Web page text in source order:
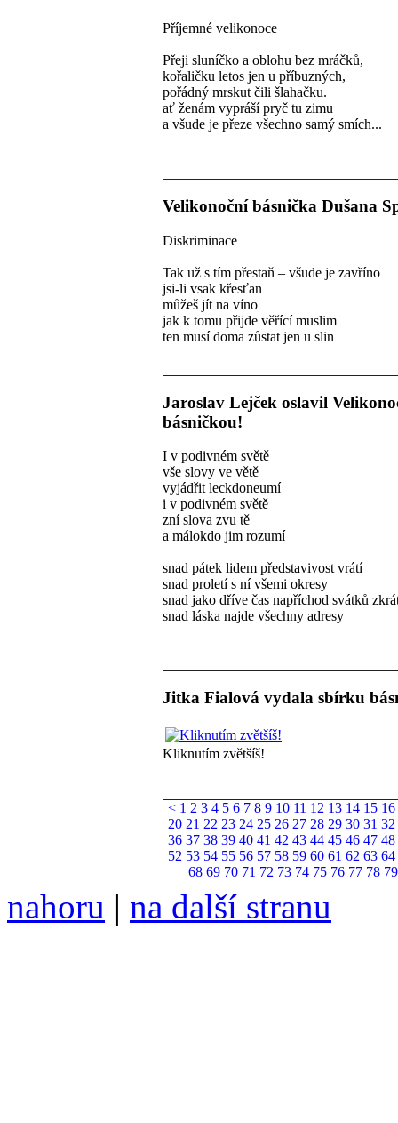
Příjemné velikonoce
Přeji sluníčko a oblohu bez mráčků,
kořaličku letos jen u příbuzných,
pořádný mrskut čili šlahačku.
ať ženám vypráší pryč tu zimu
a všude je přeze všechno samý smích...
Velikonoční básnička Dušana
Diskriminace
Tak už s tím přestaň – všude je zavříno
jsi-li vsak křesťan
můžeš jít na víno
jak k tomu přijde věřící muslim
ten musí doma zůstat jen u slin
Jaroslav Lejček oslavil
básničkou!
I v podivném světě
vše slovy ve větě
vyjádřit leckdoneumí
i v podivném světě
zní slova zvu tě
a málokdo jim rozumí
snad pátek lidem představivost vrátí
snad proletí s ní všemi okresy
snad jako dříve čas napříchod svátků
snad láska najde všechny adresy
Jitka Fialová vydala sbírku
Kliknutím zvětšíš!
< 1 2 3 4 5 6 7 8 9 10 11 12 13 14 15 16
20 21 22 23 24 25 26 27 28 29 30 31 32
36 37 38 39 40 41 42 43 44 45 46 47 48
52 53 54 55 56 57 58 59 60 61 62 63 64
68 69 70 71 72 73 74 75 76 77 78 79
nahoru | na další stranu